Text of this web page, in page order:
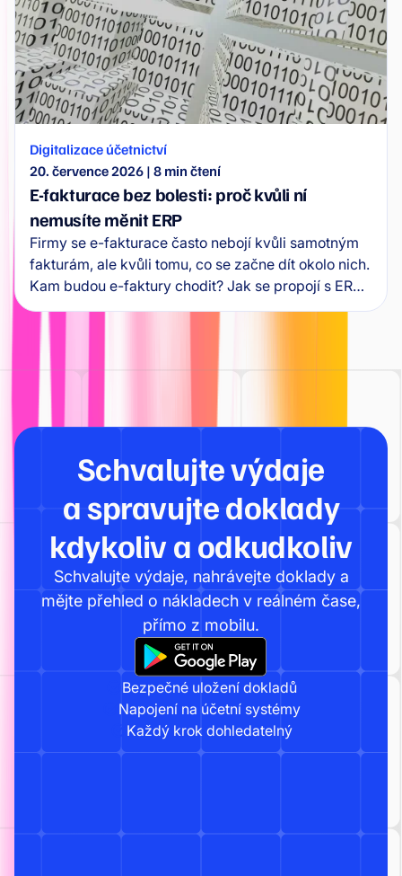
Digitalizace účetnictví
20. července 2026 | 8 min čtení
E-fakturace bez bolesti: proč kvůli ní
nemusíte měnit ERP
Firmy se e-fakturace často nebojí kvůli samotným
fakturám, ale kvůli tomu, co se začne dít okolo nich.
Kam budou e-faktury chodit? Jak se propojí s ERP?
Kdo je schválí a co se stane s výjimkami?
Schvalujte výdaje
a spravujte doklady
kdykoliv a odkudkoliv
Schvalujte výdaje, nahrávejte doklady a
mějte přehled o nákladech v reálném čase,
přímo z mobilu.
Bezpečné uložení dokladů
Napojení na účetní systémy
Každý krok dohledatelný